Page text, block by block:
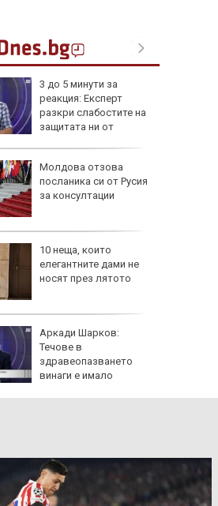
3 до 5 минути за
реакция: Експерт
разкри слабостите на
защитата ни от
Молдова отзова
посланика си от Русия
за консултации
10 неща, които
елегантните дами не
носят през лятото
Аркади Шарков:
Течове в
здравеопазването
винаги е имало